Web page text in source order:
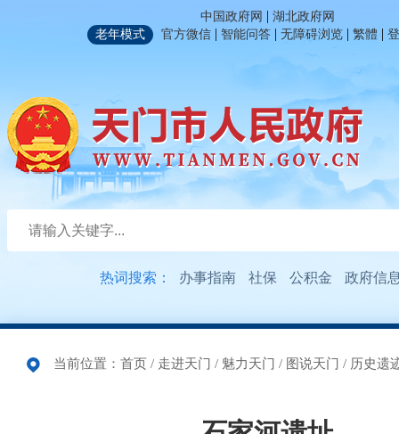
中国政府网 | 湖北政府网
老年模式
官方微信 | 智能问答 | 无障碍浏览 | 繁體 |
热词搜索： 办事指南 社保 公积金 政府信
当前位置： 首页 / 走进天门 / 魅力天门 / 图说天门 / 历史遗